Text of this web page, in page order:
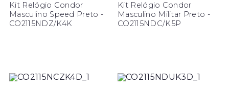
Kit Relógio Condor
Masculino Speed Preto -
CO2115NDZ/K4K
Kit Relógio Condor
Masculino Militar Preto -
CO2115NDC/K5P